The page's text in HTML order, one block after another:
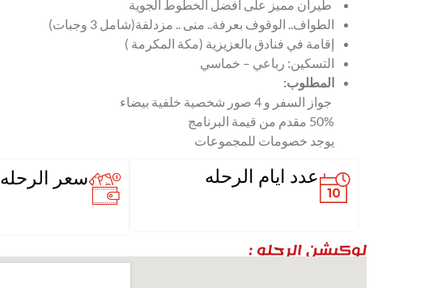
طيران مميز على أفضل الخطوط الجوية
الطواف.. الوقوف بعرفة.. منى .. مزدلفة(شامل 3 وجبات)
إقامة في فنادق بالعزيزية (مكة المكرمة )
التسكين: رباعي – خماسي
المطلوب:
جواز السفر و 4 صور شخصية خلفية بيضاء
50% مقدم من قيمة البرنامج
يوجد خصومات للمجموعات
عدد ايام الرحله سعر الرحله
لوكيشن الرحله :